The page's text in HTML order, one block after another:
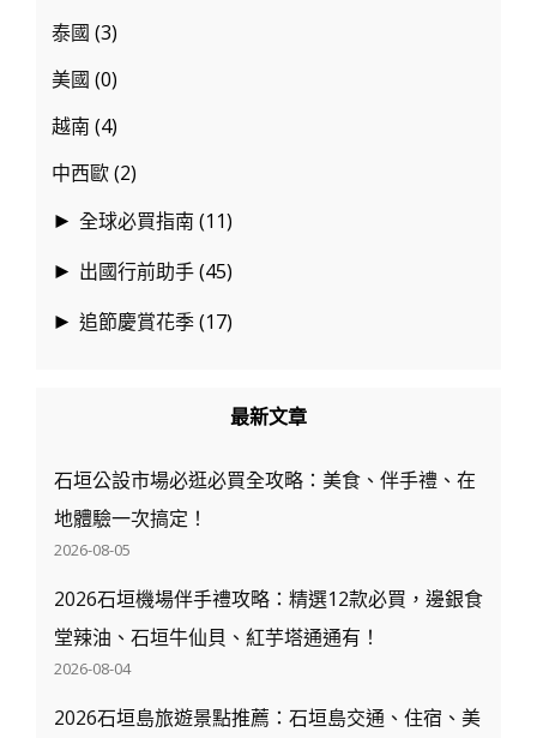
泰國 (3)
美國 (0)
越南 (4)
中西歐(2)
► 全球必買指南 (11)
► 出國行前助手(45)
► 追節慶賞花季(17)
最新文章
石垣公設市場必逛必買全攻略：美食、伴手禮、在
地體驗一次搞定！
2026-08-05
2026石垣機場伴手禮攻略：精選12款必買，邊銀食
堂辣油、石垣牛仙貝、紅芋塔通通有！
2026-08-04
2026石垣島旅遊景點推薦：石垣島交通、住宿、美